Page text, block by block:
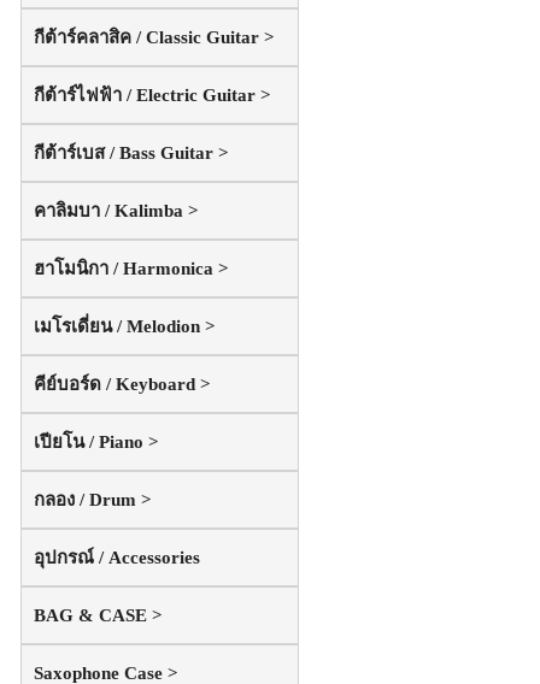
กีต้าร์คลาสิค / Classic Guitar >
กีต้าร์ไฟฟ้า / Electric Guitar >
กีต้าร์เบส / Bass Guitar >
คาลิมบา / Kalimba >
ฮาโมนิกา / Harmonica >
เมโรเดี่ยน / Melodion >
คีย์บอร์ด / Keyboard >
เปียโน / Piano >
กลอง / Drum >
อุปกรณ์ / Accessories
BAG & CASE >
Saxophone Case >